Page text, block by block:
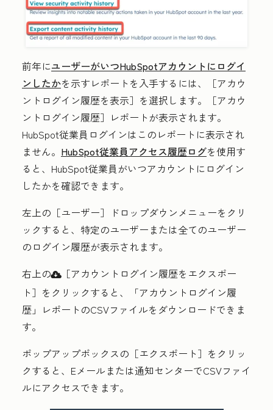
前年にユーザーがいつHubSpotアカウントにログイ
ンしたかを示すレポートを入手するには、［アカウ
ントログイン履歴を表示］ を選択します。［アカウ
ントログイン履歴］レポートが表示されます。
HubSpot従業員ログインはこのレポートに表示され
ません。 HubSpot従業員アクセス履歴ログを使用す
ると、HubSpot従業員がいつアカウントにログイン
したかを確認できます。
左上の ［ユーザー］ドロップダウンメニューをクリ
ックすると、特定のユーザーまたは全てのユーザー
のログイン履歴が表示されます。
右上のdownload［アカウントログイン履歴をエクスポー
ト］をクリックすると、「アカウントログイン履
歴」レポートのCSVファイルをダウンロードできま
す。
ポップアップボックスの ［エクスポート］をクリッ
クすると、Eメールまたは通知センターでCSVファイ
ルにアクセスできます。